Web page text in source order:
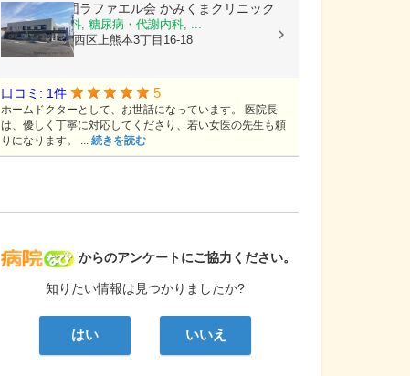
病院なび
からのアンケートにご協力ください。
知りたい情報は見つかりましたか?
はい いいえ
医療法人社団ラファエル会 かみくまクリニック
整形外科, 内科, 糖尿病・代謝内科, ...
熊本県熊本市西区上熊本3丁目16-18
口コミ: 1件 5
ホームドクターとして、お世話になっています。 医院長
は、優しく丁寧に対応してくださり、若い女医の先生も頼
りになります。 ... 続きを読む